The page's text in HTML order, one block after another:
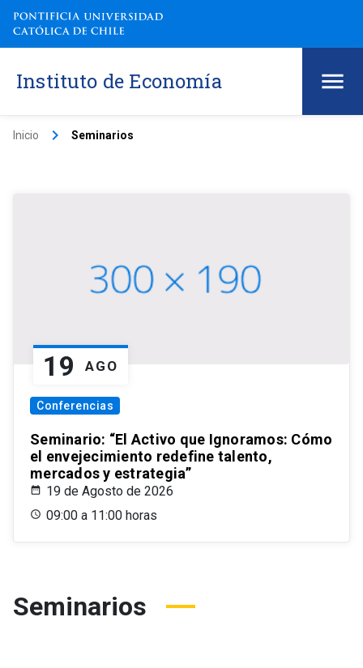
Instituto de Economía
Inicio keyboard_arrow_right Seminarios
19 AGO
Conferencias
Seminario: “El Activo que Ignoramos: Cómo
el envejecimiento redefine talento,
mercados y estrategia”
19 de Agosto de 2026
09:00 a 11:00 horas
Seminarios